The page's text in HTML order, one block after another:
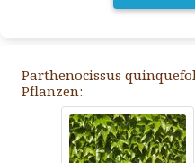
Parthenocissus
Pflanzen: